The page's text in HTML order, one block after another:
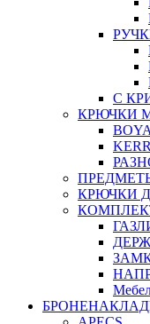
С
КРЮЧКИ
КРЮЧКИ